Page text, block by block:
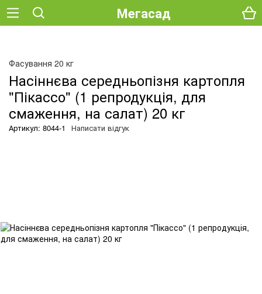
Мегасад
Фасування 20 кг
Насіннєва середньопізня картопля
"Пікассо" (1 репродукція, для
смаження, на салат) 20 кг
Артикул: 8044-1 Написати відгук